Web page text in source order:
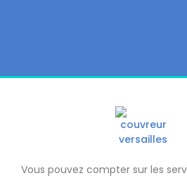
Vous pouvez compter sur les